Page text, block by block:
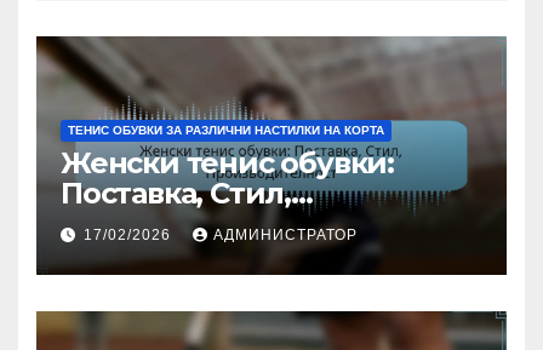
ТЕНИС ОБУВКИ ЗА РАЗЛИЧНИ НАСТИЛКИ НА КОРТА
Женски тенис обувки:
Поставка, Стил,
Производителност
17/02/2026 АДМИНИСТРАТОР